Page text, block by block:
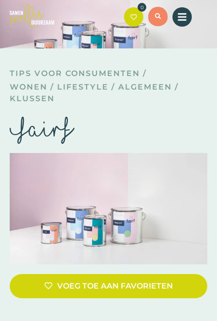
0
TIPS VOOR CONSUMENTEN /
WONEN / LIFESTYLE / ALGEMEEN /
KLUSSEN
Fairf
VOEG TOE AAN FAVORIETEN